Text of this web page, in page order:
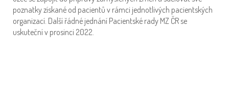
poznatky získané od pacientů v rámci jednotlivých pacientských
organizací. Další řádné jednání Pacientské rady MZ ČR se
uskuteční v prosinci 2022.